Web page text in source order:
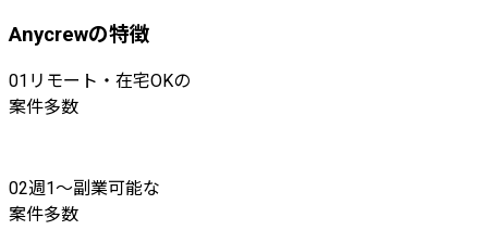
Anycrewの特徴
01 リモート・在宅OKの
案件多数
02週1〜副業可能な
案件多数